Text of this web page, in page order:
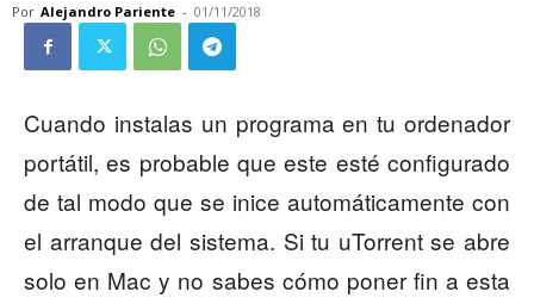
Por Alejandro Pariente - 01/11/2018
Cuando instalas un programa en tu ordenador
portátil, es probable que este esté configurado
de tal modo que se inice automáticamente con
el arranque del sistema. Si tu uTorrent se abre
solo en Mac y no sabes cómo poner fin a esta